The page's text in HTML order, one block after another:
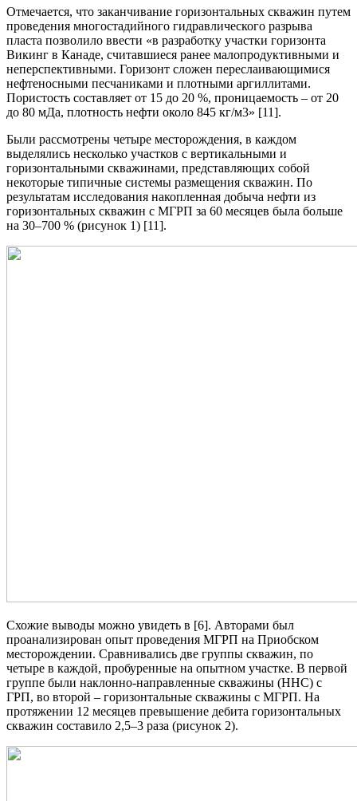
Отмечается, что заканчивание горизонтальных скважин путем
проведения многостадийного гидравлического разрыва
пласта позволило ввести «в разработку участки горизонта
Викинг в Канаде, считавшиеся ранее малопродуктивными и
неперспективными. Горизонт сложен переслаивающимися
нефтеносными песчаниками и плотными аргиллитами.
Пористость составляет от 15 до 20 %, проницаемость – от 20
до 80 мДа, плотность нефти около 845 кг/м3» [11].
Были рассмотрены четыре месторождения, в каждом
выделялись несколько участков с вертикальными и
горизонтальными скважинами, представляющих собой
некоторые типичные системы размещения скважин. По
результатам исследования накопленная добыча нефти из
горизонтальных скважин с МГРП за 60 месяцев была больше
на 30–700 % (рисунок 1) [11].
Схожие выводы можно увидеть в [6]. Авторами был
проанализирован опыт проведения МГРП на Приобском
месторождении. Сравнивались две группы скважин, по
четыре в каждой, пробуренные на опытном участке. В первой
группе были наклонно-направленные скважины (ННС) с
ГРП, во второй – горизонтальные скважины с МГРП. На
протяжении 12 месяцев превышение дебита горизонтальных
скважин составило 2,5–3 раза (рисунок 2).